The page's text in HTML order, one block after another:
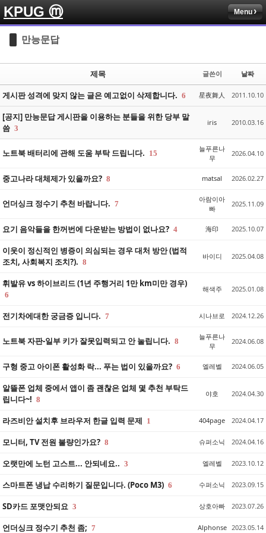
KPUG ⓜ Menu
만능문답
제목 글쓴이 날짜
게시판 성격에 맞지 않는 글은 예고없이 삭제합니다. 6 星夜舞人 2011.10.10
[공지] 만능문답 게시판을 이용하는 분들을 위한 당부 말
씀 3
iris 2010.03.16
노트북 배터리에 관해 도움 부탁 드립니다. 15
늘푸른나
무
2026.04.10
중고나라 대체제가 있을까요? 8 matsal 2026.02.27
언더싱크 정수기 추천 바랍니다. 7
아람이아
빠
2025.11.09
요기 음악들을 한꺼번에 다운받는 방법이 없나요? 4 海印 2025.10.07
이웃이 정신적인 병증이 의심되는 경우 대처 방안 (법적
조치, 사회복지 조치?). 8
바이디 2025.04.08
휘발유 vs 하이브리드 (1년 주행거리 1만 km미만 경우)
6
해색주 2025.01.08
전기차에대한 궁금증 입니다. 7 시나브로 2024.12.26
노트북 자판-일부 키가 잘못입력되고 안 눌립니다. 8
늘푸른나
무
2024.06.08
구형 중고 아이폰 활성화 락... 푸는 법이 있을까요? 6 엘레벨 2024.06.05
알뜰폰 업체 중에서 앱이 좀 괜찮은 업체 몇 추천 부탁드
립니다~! 8
야호 2024.04.30
라즈비안 설치후 브라우저 한글 입력 문제 1 404page 2024.04.17
모니터, TV 전원 불량인가요? 8 슈퍼소닉 2024.04.16
오랫만에 노턴 고스트... 안되네요.. 3 엘레벨 2023.10.12
스마트폰 냉납 수리하기 질문입니다. (Poco M3) 6 수퍼소닉 2023.09.15
SD카드 포맷안되요 3 상호아빠 2023.07.26
언더싱크 정수기 추천 좀; 7 Alphonse 2023.05.14
Sketchbook5, 스케치북5
Sketchbook5, 스케치북5
Sketchbook5, 스케치북5
Sketchbook5, 스케치북5